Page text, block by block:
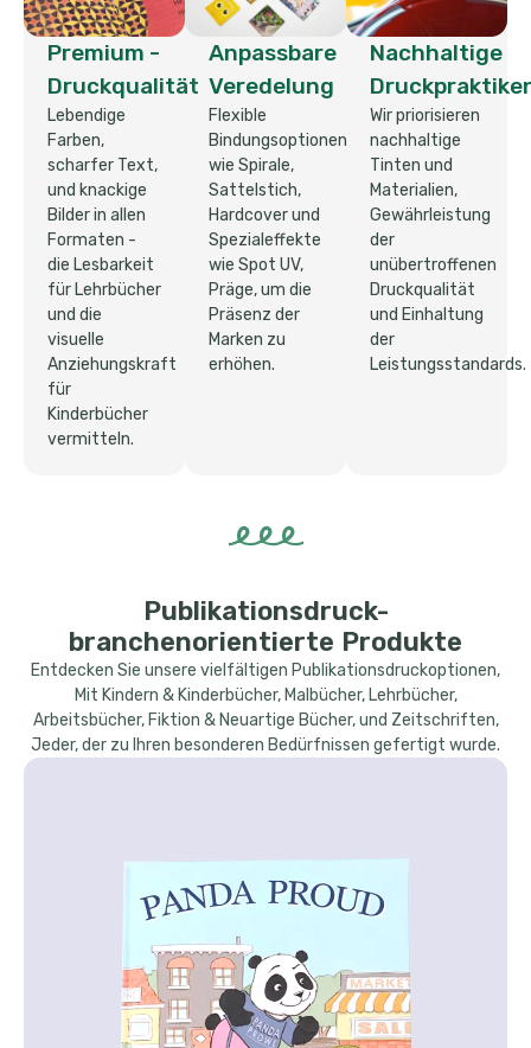
Premium -
Druckqualität
Lebendige
Farben,
scharfer Text,
und knackige
Bilder in allen
Formaten -
die Lesbarkeit
für Lehrbücher
und die
visuelle
Anziehungskraft
für
Kinderbücher
vermitteln.
Anpassbare
Veredelung
Flexible
Bindungsoptionen
wie Spirale,
Sattelstich,
Hardcover und
Spezialeffekte
wie Spot UV,
Präge, um die
Präsenz der
Marken zu
erhöhen.
Nachhaltige
Wir priorisieren
nachhaltige
Tinten und
Materialien,
Gewährleistung
der
unübertroffenen
Druckqualität
und Einhaltung
der
Leistungsstandards.
Publikationsdruck-
branchenorientierte Produkte
Entdecken Sie unsere vielfältigen Publikationsdruckoptionen,
Mit Kindern & Kinderbücher, Malbücher, Lehrbücher,
Arbeitsbücher, Fiktion & Neuartige Bücher, und Zeitschriften,
Jeder, der zu Ihren besonderen Bedürfnissen gefertigt wurde.